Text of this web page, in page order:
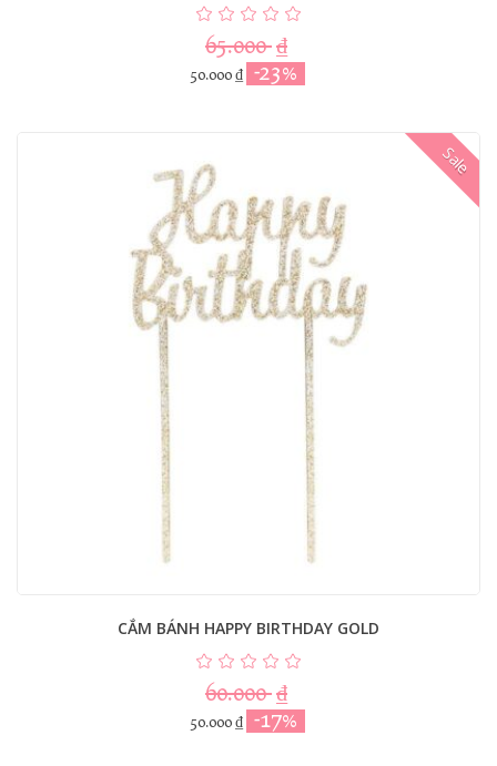
65.000₫
50.000₫ -23%
Sale
CẮM BÁNH HAPPY BIRTHDAY GOLD
60.000₫
50.000₫ -17%